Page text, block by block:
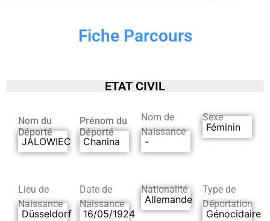
Fiche Parcours
ETAT CIVIL
Nom du
Déporté
JALOWIEC
Prénom du
Déporté
Chanina
Nom de
Naissance
-
Sexe
Féminin
Lieu de
Naissance
Düsseldorf
Date de
Naissance
16/05/1924
Nationalité
Allemande
Type de
Déportation
Génocidaire